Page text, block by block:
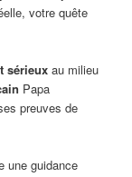
votre quête
sérieux au milieu
Papa
preuves de
une guidance